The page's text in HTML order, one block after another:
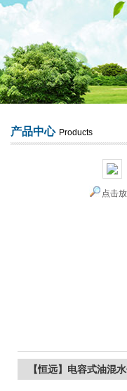
产品中心 Products
点击
【恒远】电容式油混